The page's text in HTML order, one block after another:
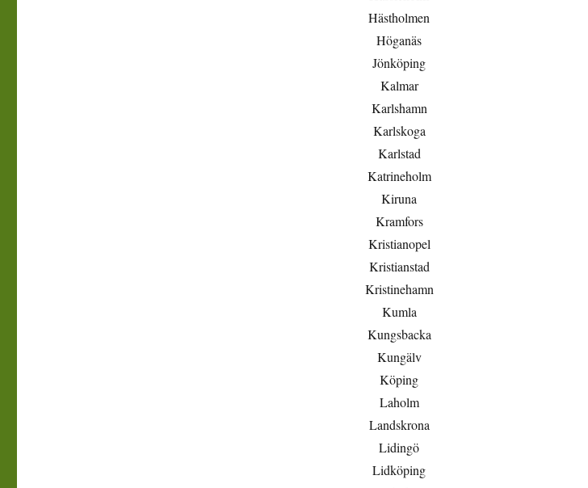
Hästholmen
Höganäs
Jönköping
Kalmar
Karlshamn
Karlskoga
Karlstad
Katrineholm
Kiruna
Kramfors
Kristianopel
Kristianstad
Kristinehamn
Kumla
Kungsbacka
Kungälv
Köping
Laholm
Landskrona
Lidingö
Lidköping